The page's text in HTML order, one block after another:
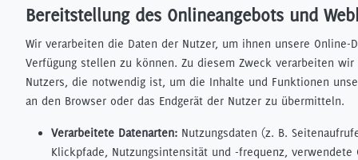
Bereitstellung des Onlineangebots und
Wir verarbeiten die Daten der Nutzer, um ihnen unsere Online-
Verfügung stellen zu können. Zu diesem Zweck verarbeiten wir
Nutzers, die notwendig ist, um die Inhalte und Funktionen
an den Browser oder das Endgerät der Nutzer zu übermitteln.
Verarbeitete Datenarten: Nutzungsdaten (z. B.
Klickpfade, Nutzungsintensität und -frequenz, verwendete